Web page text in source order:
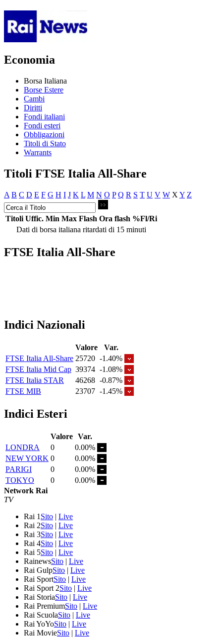
Economia
Borsa Italiana
Borse Estere
Cambi
Diritti
Fondi italiani
Fondi esteri
Obbligazioni
Titoli di Stato
Warrants
Titoli FTSE Italia All-Share
A B C D E F G H I J K L M N O P Q R S T U V W X Y Z
Titoli Uffic. Min Max Flash Ora flash %Fl/Ri
Dati di borsa italiana ritardati di 15 minuti
FTSE Italia All-Share
Indici Nazionali
Valore
Var.
FTSE Italia All-Share 25720 -1.40%
FTSE Italia Mid Cap 39374 -1.08%
FTSE Italia STAR
46268 -0.87%
FTSE MIB
23707 -1.45%
Indici Esteri
Valore Var.
LONDRA
0
0.00%
NEW YORK 0
0.00%
PARIGI
0
0.00%
TOKYO
0
0.00%
Network Rai
TV
Rai 1 Sito | Live
Rai 2Sito | Live
Rai 3Sito | Live
Rai 4Sito | Live
Rai 5Sito | Live
RainewsSito | Live
Rai GulpSito | Live
Rai SportSito | Live
Rai Sport 2Sito | Live
Rai StoriaSito | Live
Rai PremiumSito | Live
Rai ScuolaSito | Live
Rai YoYoSito | Live
Rai MovieSito | Live